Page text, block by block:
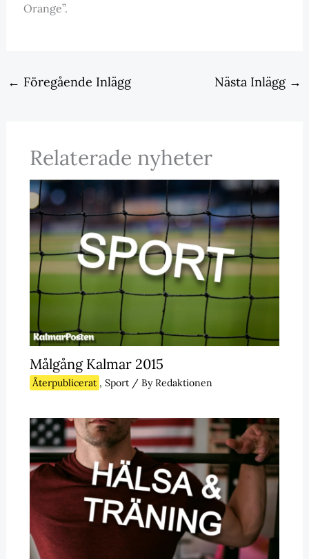
Orange”.
← Föregående Inlägg Nästa Inlägg →
Relaterade nyheter
Målgång Kalmar 2015
Återpublicerat , Sport/ ByRedaktionen